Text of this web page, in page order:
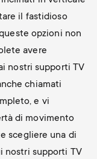
il fastidioso
opzioni non
avere
nostri supporti TV
chiamati
e vi
di movimento
scegliere una di
nostri supporti TV